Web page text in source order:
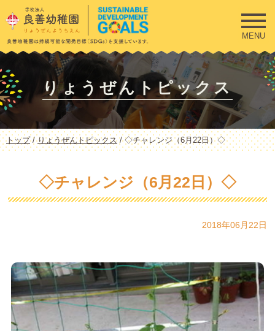
このページの本文へ
MENU
りょうぜんトピックス
現
在
トップ/りょうぜんトピックス /◇チャレンジ（6月22日）◇
◇チャレンジ（6月22日）◇
2018年06月22日